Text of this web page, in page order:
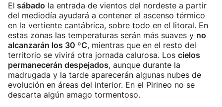
El sábado la entrada de vientos del nordeste a partir
del mediodía ayudará a contener el ascenso térmico
en la vertiente cantábrica, sobre todo en el litoral. En
estas zonas las temperaturas serán más suaves y no
alcanzarán los 30 ºC, mientras que en el resto del
territorio se vivirá otra jornada calurosa. Los cielos
permanecerán despejados, aunque durante la
madrugada y la tarde aparecerán algunas nubes de
evolución en áreas del interior. En el Pirineo no se
descarta algún amago tormentoso.